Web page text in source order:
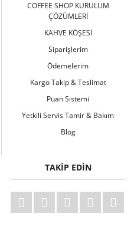
COFFEE SHOP KURULUM
ÇÖZÜMLERİ
KAHVE KÖŞESİ
Siparişlerim
Ödemelerim
Kargo Takip & Teslimat
Puan Sistemi
Yetkili Servis Tamir & Bakım
Blog
TAKİP EDİN